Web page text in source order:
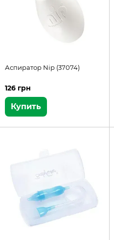
Аспиратор Nip (37074)
126 грн
Купить